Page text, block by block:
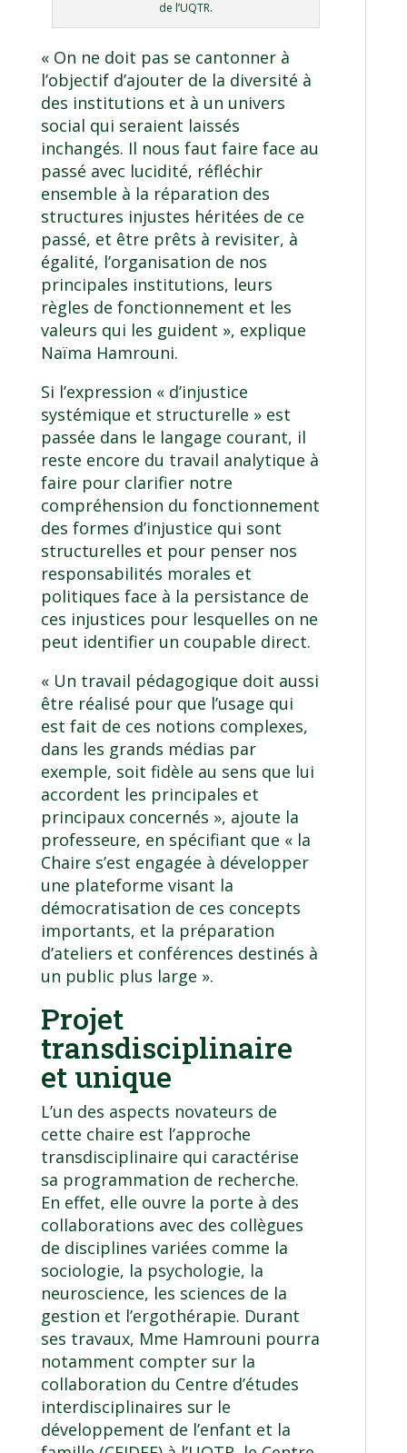
de l’UQTR.
« On ne doit pas se cantonner à
l’objectif d’ajouter de la diversité à
des institutions et à un univers
social qui seraient laissés
inchangés. Il nous faut faire face au
passé avec lucidité, réfléchir
ensemble à la réparation des
structures injustes héritées de ce
passé, et être prêts à revisiter, à
égalité, l’organisation de nos
principales institutions, leurs
règles de fonctionnement et les
valeurs qui les guident », explique
Naïma Hamrouni.
Si l’expression « d’injustice
systémique et structurelle » est
passée dans le langage courant, il
reste encore du travail analytique à
faire pour clarifier notre
compréhension du fonctionnement
des formes d’injustice qui sont
structurelles et pour penser nos
responsabilités morales et
politiques face à la persistance de
ces injustices pour lesquelles on ne
peut identifier un coupable direct.
« Un travail pédagogique doit aussi
être réalisé pour que l’usage qui
est fait de ces notions complexes,
dans les grands médias par
exemple, soit fidèle au sens que lui
accordent les principales et
principaux concernés », ajoute la
professeure, en spécifiant que « la
Chaire s’est engagée à développer
une plateforme visant la
démocratisation de ces concepts
importants, et la préparation
d’ateliers et conférences destinés à
un public plus large ».
Projet
transdisciplinaire
et unique
L’un des aspects novateurs de
cette chaire est l’approche
transdisciplinaire qui caractérise
sa programmation de recherche.
En effet, elle ouvre la porte à des
collaborations avec des collègues
de disciplines variées comme la
sociologie, la psychologie, la
neuroscience, les sciences de la
gestion et l’ergothérapie. Durant
ses travaux, Mme Hamrouni pourra
notamment compter sur la
collaboration du Centre d’études
interdisciplinaires sur le
développement de l’enfant et la